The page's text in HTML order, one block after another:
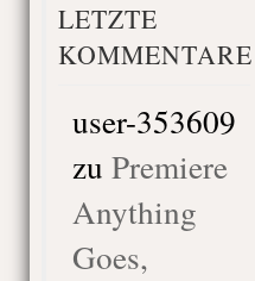
LETZTE
KOMMENTARE
user-353609
zu Premiere
Anything
Goes,